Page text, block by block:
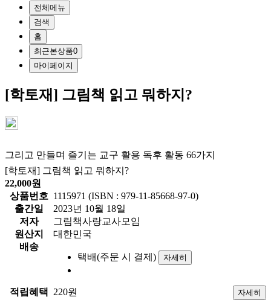
전체메뉴
검색
홈
최근본상품0
마이페이지
[학토재] 그림책 읽고 뭐하지?
그리고 만들며 즐기는 교구 활용 독후 활동 66가지
[학토재] 그림책 읽고 뭐하지?
22,000원
상품번호 1115971 (ISBN : 979-11-85668-97-0)
출간일
2023년 10월 18일
저자
그림책사랑교사모임
원산지
대한민국
배송
택배(주문 시 결제)
자세히
적립혜택 220원 자세히